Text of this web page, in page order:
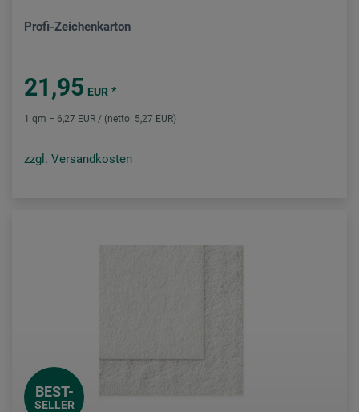
Profi-Zeichenkarton
21,95 EUR *
1 qm = 6,27 EUR / (netto: 5,27 EUR)
zzgl. Versandkosten
BEST-
SELLER